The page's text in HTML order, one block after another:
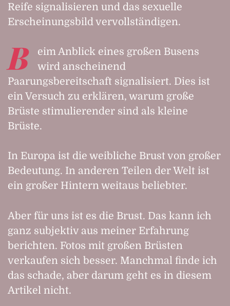
Reife signalisieren und das sexuelle
Erscheinungsbild vervollständigen.
B
eim Anblick eines großen Busens
wird anscheinend
Paarungsbereitschaft signalisiert. Dies ist
ein Versuch zu erklären, warum große
Brüste stimulierender sind als kleine
Brüste.
In Europa ist die weibliche Brust von großer
Bedeutung. In anderen Teilen der Welt ist
ein großer Hintern weitaus beliebter.
Aber für uns ist es die Brust. Das kann ich
ganz subjektiv aus meiner Erfahrung
berichten. Fotos mit großen Brüsten
verkaufen sich besser. Manchmal finde ich
das schade, aber darum geht es in diesem
Artikel nicht.